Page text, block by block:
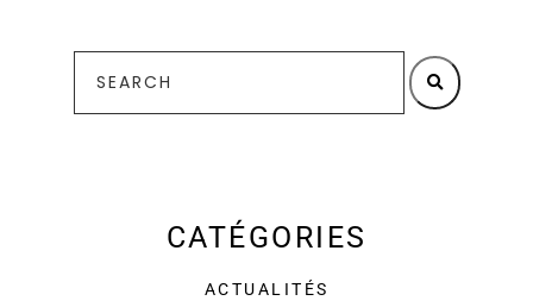
CATÉGORIES
ACTUALITÉS